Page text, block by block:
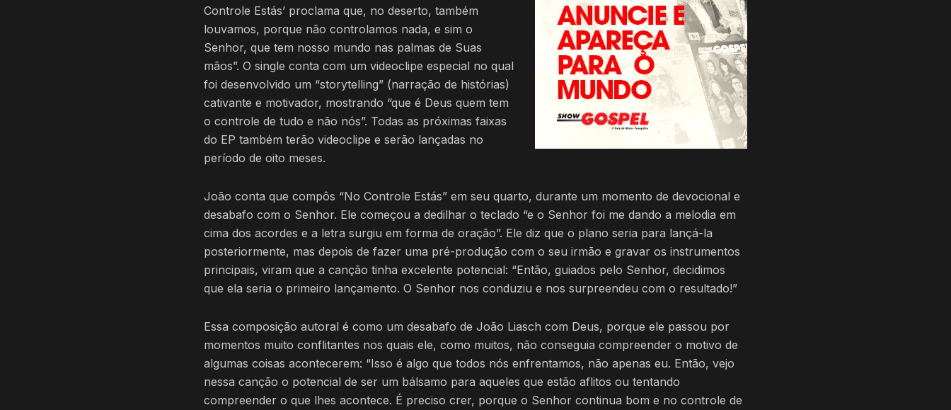
Controle Estás’ proclama que, no deserto, também
louvamos, porque não controlamos nada, e sim o
Senhor, que tem nosso mundo nas palmas de Suas
mãos”. O single conta com um videoclipe especial no qual
foi desenvolvido um “storytelling” (narração de histórias)
cativante e motivador, mostrando “que é Deus quem tem
o controle de tudo e não nós”. Todas as próximas faixas
do EP também terão videoclipe e serão lançadas no
período de oito meses.
João conta que compôs “No Controle Estás” em seu quarto, durante um momento de devocional e
desabafo com o Senhor. Ele começou a dedilhar o teclado “e o Senhor foi me dando a melodia em
cima dos acordes e a letra surgiu em forma de oração”. Ele diz que o plano seria para lançá-la
posteriormente, mas depois de fazer uma pré-produção com o seu irmão e gravar os instrumentos
principais, viram que a canção tinha excelente potencial: “Então, guiados pelo Senhor, decidimos
que ela seria o primeiro lançamento. O Senhor nos conduziu e nos surpreendeu com o resultado!”
Essa composição autoral é como um desabafo de João Liasch com Deus, porque ele passou por
momentos muito conflitantes nos quais ele, como muitos, não conseguia compreender o motivo de
algumas coisas acontecerem: “Isso é algo que todos nós enfrentamos, não apenas eu. Então, vejo
nessa canção o potencial de ser um bálsamo para aqueles que estão aflitos ou tentando
compreender o que lhes acontece. É preciso crer, porque o Senhor continua bom e no controle de